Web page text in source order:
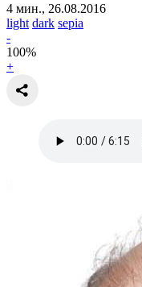
4 мин., 26.08.2016
light dark sepia
-
100%
+